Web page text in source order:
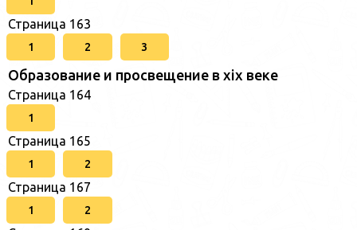
Страница 163
1 2 3
Образование и просвещение в xix веке
Страница 164
1
Страница 165
1 2
Страница 167
1 2